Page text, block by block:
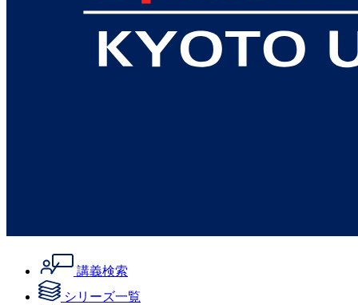
講義検索
シリーズ一覧